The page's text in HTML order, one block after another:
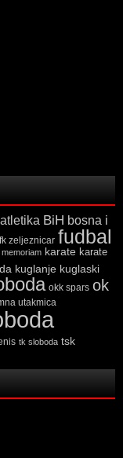
atletika BiH bosna i
fk zeljeznicar fudbal
memoriam karate karate
kuglanje kuglaski
okk spars ok
utakmica
tk sloboda tsk